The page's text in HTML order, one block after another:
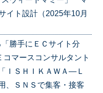
イト設計（2025年10月
勝手にＥＣサイト分
マースコンサルタント
ＳＨＩＫＡＷＡ―Ｌ
、ＳＮＳで集客・接客